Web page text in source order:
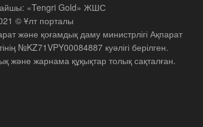
«Tengri Gold» ЖШС
© Ұлт порталы
және қоғамдық даму министрлігі Ақпарат
№KZ71VPY00084887 куәлігі берілген.
және жарнама құқықтар толық сақталған.